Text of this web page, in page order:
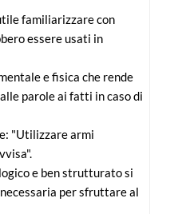
familiarizzare con
essere usati in
e fisica che rende
parole ai fatti in caso di
"Utilizzare armi
e ben strutturato si
per sfruttare al